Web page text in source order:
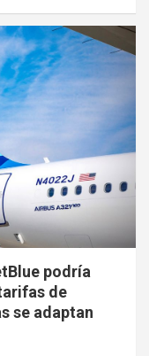
podría
de
se adaptan